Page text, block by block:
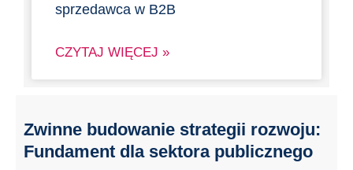
sprzedawca w B2B
CZYTAJ WIĘCEJ »
Zwinne budowanie strategii rozwoju:
Fundament dla sektora publicznego